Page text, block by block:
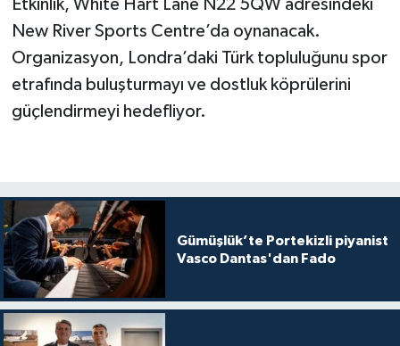
Etkinlik, White Hart Lane N22 5QW adresindeki
New River Sports Centre’da oynanacak.
Organizasyon, Londra’daki Türk topluluğunu spor
etrafında buluşturmayı ve dostluk köprülerini
güçlendirmeyi hedefliyor.
Gümüşlük’te Portekizli piyanist
Vasco Dantas'dan Fado